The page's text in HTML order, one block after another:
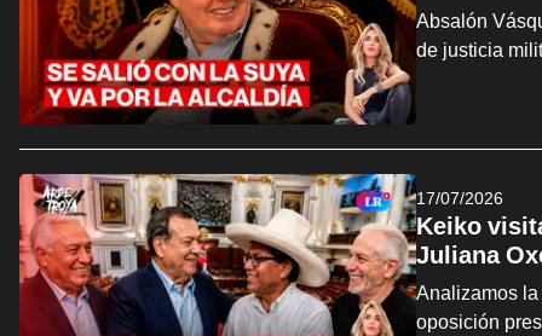
Absalón
de justicia
17/07/2026
Keiko
Juliana
Analizamos
oposición